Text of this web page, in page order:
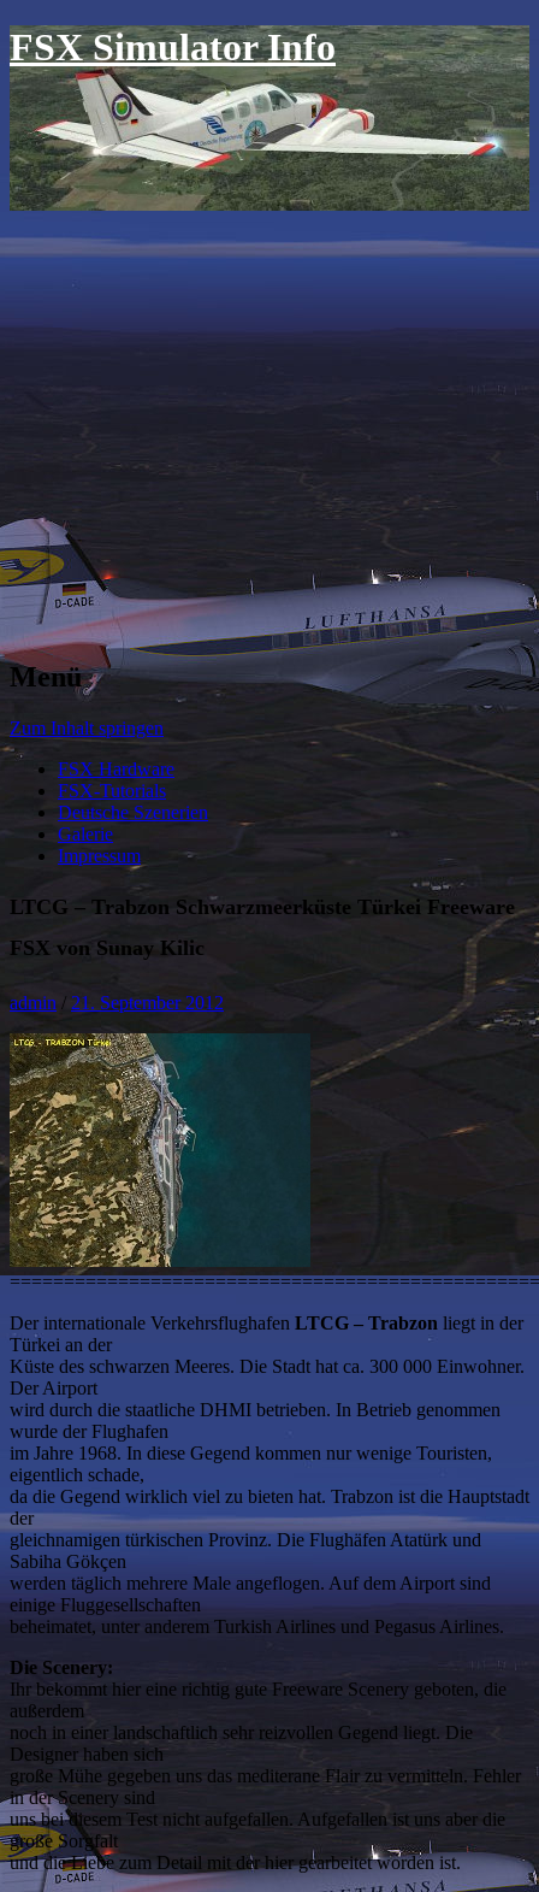
FSX Simulator Info
Menü
Zum Inhalt springen
FSX Hardware
FSX-Tutorials
Deutsche Szenerien
Galerie
Impressum
LTCG – Trabzon Schwarzmeerküste Türkei Freeware
FSX von Sunay Kilic
admin / 21. September 2012
Der internationale Verkehrsflughafen LTCG – Trabzon liegt in der
Türkei an der
Küste des schwarzen Meeres. Die Stadt hat ca. 300 000 Einwohner.
Der Airport
wird durch die staatliche DHMI betrieben. In Betrieb genommen
wurde der Flughafen
im Jahre 1968. In diese Gegend kommen nur wenige Touristen,
eigentlich schade,
da die Gegend wirklich viel zu bieten hat. Trabzon ist die Hauptstadt
der
gleichnamigen türkischen Provinz. Die Flughäfen Atatürk und
Sabiha Gökçen
werden täglich mehrere Male angeflogen. Auf dem Airport sind
einige Fluggesellschaften
beheimatet, unter anderem Turkish Airlines und Pegasus Airlines.
Die Scenery:
Ihr bekommt hier eine richtig gute Freeware Scenery geboten, die
außerdem
noch in einer landschaftlich sehr reizvollen Gegend liegt. Die
Designer haben sich
große Mühe gegeben uns das mediterane Flair zu vermitteln. Fehler
in der Scenery sind
uns bei diesem Test nicht aufgefallen. Aufgefallen ist uns aber die
große Sorgfalt
und die Liebe zum Detail mit der hier gearbeitet worden ist.